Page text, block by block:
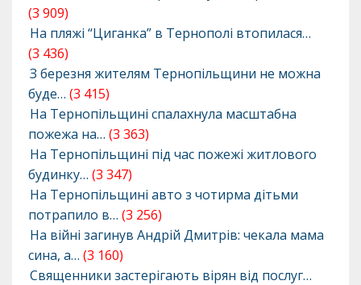
(3 909)
На пляжі “Циганка” в Тернополі втопилася…
(3 436)
З березня жителям Тернопільщини не можна
буде… (3 415)
На Тернопільщині спалахнула масштабна
пожежа на… (3 363)
На Тернопільщині під час пожежі житлового
будинку… (3 347)
На Тернопільщині авто з чотирма дітьми
потрапило в… (3 256)
На війні загинув Андрій Дмитрів: чекала мама
сина, а… (3 160)
Священники застерігають вірян від послуг…